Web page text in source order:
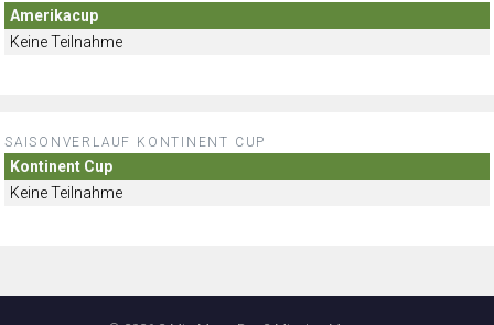
Amerikacup
Keine Teilnahme
SAISONVERLAUF KONTINENT CUP
Kontinent Cup
Keine Teilnahme